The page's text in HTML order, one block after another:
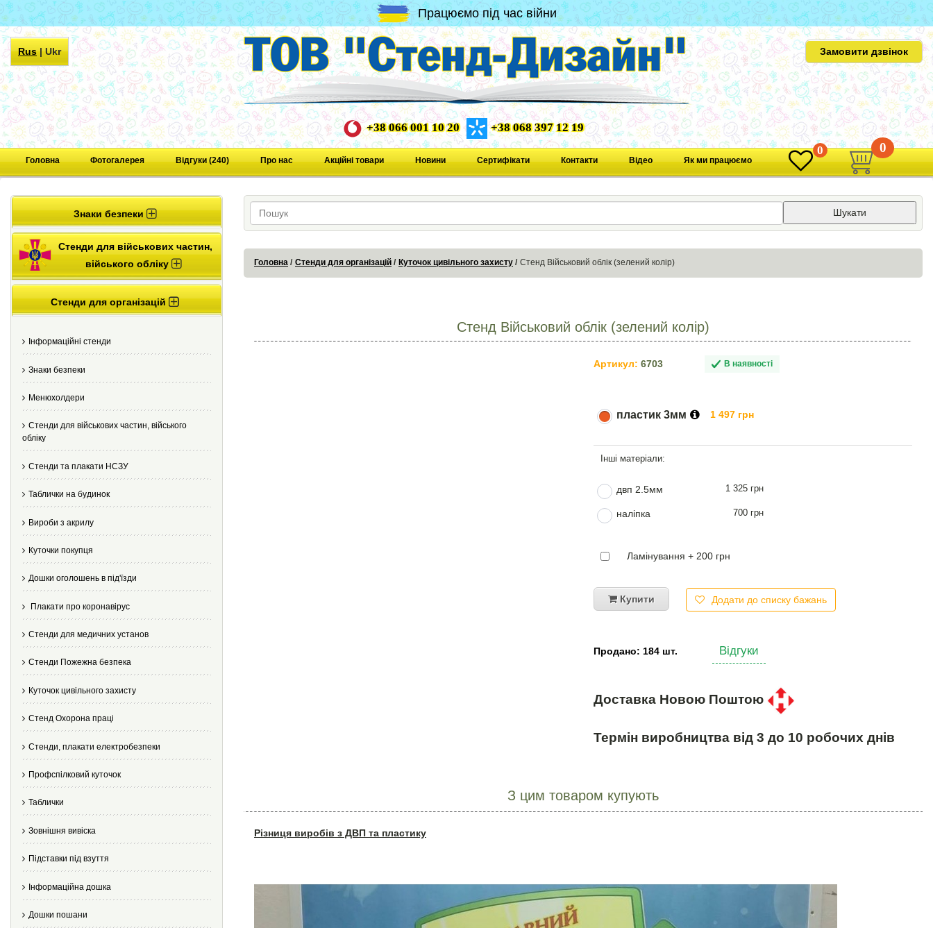
Працюємо під час війни
Rus|Ukr Замовити дзвінок
+38 066 001 10 20 +38 068 397 12 19
Головна Фотогалерея Відгуки (240) Про нас Акційні товари Новини Сертифікати Контакти Відео Як ми працюємо
0 0
Знаки безпеки
Стенди для військових частин,
війського обліку
Стенди для організацій
Інформаційні стенди
Знаки безпеки
Менюхолдери
Стенди для військових частин, війського
обліку
Стенди та плакати НСЗУ
Таблички на будинок
Вироби з акрилу
Куточки покупця
Дошки оголошень в під'їзди
Плакати про коронавірус
Стенди для медичних установ
Стенди Пожежна безпека
Куточок цивільного захисту
Стенд Охорона праці
Стенди, плакати електробезпеки
Профспілковий куточок
Таблички
Зовнішня вивіска
Підставки під взуття
Інформаційна дошка
Дошки пошани
Шукати
Головна Стенди для організацій Куточок цивільного захисту Стенд Військовий облік (зелений колір)
Стенд Військовий облік (зелений колір)
Артикул: 6703 В наявності
пластик 3мм 1 497 грн
двп 2.5мм 1 325 грн
наліпка 700 грн
Ламінування + 200 грн
Купити Додати до списку бажань
Продано: 184 шт. Відгуки
Доставка Новою Поштою
Термін виробництва від 3 до 10 робочих днів
З цим товаром купують
Різниця виробів з ДВП та пластику